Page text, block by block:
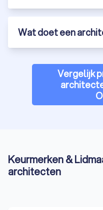
Wat doet een
Vergelijk
Keurmerken &
architecten